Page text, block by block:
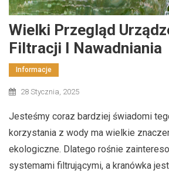
Wielki Przegląd
Filtracji I Nawadniania
Informacje
28 Stycznia, 2025
Jesteśmy coraz bardziej świadomi
korzystania z wody ma wielkie
ekologiczne. Dlatego rośnie
systemami filtrującymi, a kranówka